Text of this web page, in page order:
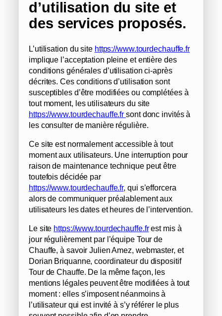
d’utilisation du site et
des services proposés.
L’utilisation du site https://www.tourdechauffe.fr
implique l’acceptation pleine et entière des
conditions générales d’utilisation ci-après
décrites. Ces conditions d’utilisation sont
susceptibles d’être modifiées ou complétées à
tout moment, les utilisateurs du site
https://www.tourdechauffe.frsont donc invités à
les consulter de manière régulière.
Ce site est normalement accessible à tout
moment aux utilisateurs. Une interruption pour
raison de maintenance technique peut être
toutefois décidée par
https://www.tourdechauffe.fr, qui s’efforcera
alors de communiquer préalablement aux
utilisateurs les dates et heures de l’intervention.
Le site https://www.tourdechauffe.frest mis à
jour régulièrement par l’équipe Tour de
Chauffe, à savoir Julien Amez, webmaster, et
Dorian Briquanne, coordinateur du dispositif
Tour de Chauffe. De la même façon, les
mentions légales peuvent être modifiées à tout
moment : elles s’imposent néanmoins à
l’utilisateur qui est invité à s’y référer le plus